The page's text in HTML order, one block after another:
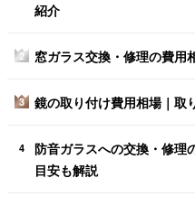
紹介
2 窓ガラス交換・修理の費用
3 鏡の取り付け費用相場｜取
4
防音ガラスへの交換・修理
目安も解説